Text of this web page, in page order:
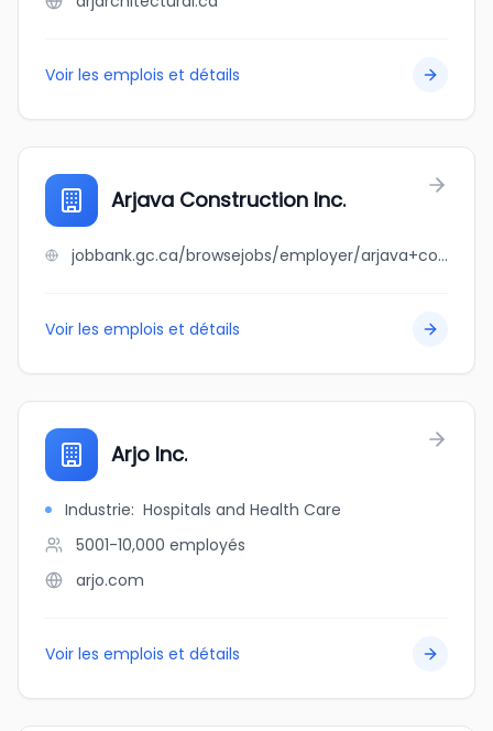
Voir les emplois et détails
Arjava Construction Inc.
jobbank.gc.ca/browsejobs/employer/arjava+construction+inc./ca
Voir les emplois et détails
Arjo Inc.
Industrie: Hospitals and Health Care
5001-10,000 employés
arjo.com
Voir les emplois et détails